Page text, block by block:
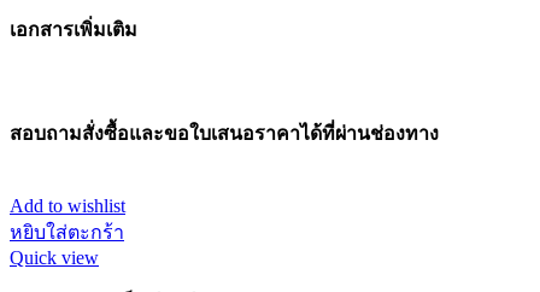
เอกสารเพิ่มเติม
สอบถามสั่งซื้อและขอใบเสนอราคาได้ที่ผ่านช่องทาง
Add to wishlist
หยิบใส่ตะกร้า
Quick view